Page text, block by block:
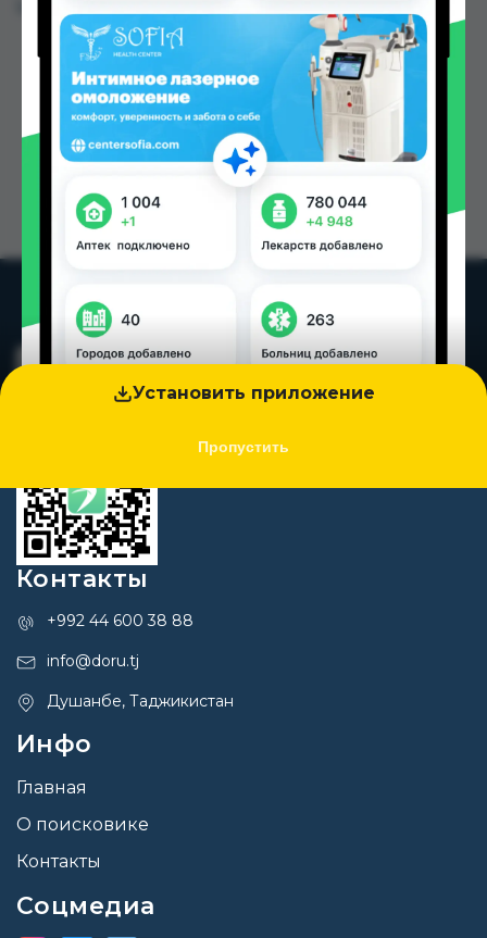
Установить приложение
Пропустить
Контакты
+992 44 600 38 88
info@doru.tj
Душанбе, Таджикистан
Инфо
Главная
О поисковике
Контакты
Соцмедиа